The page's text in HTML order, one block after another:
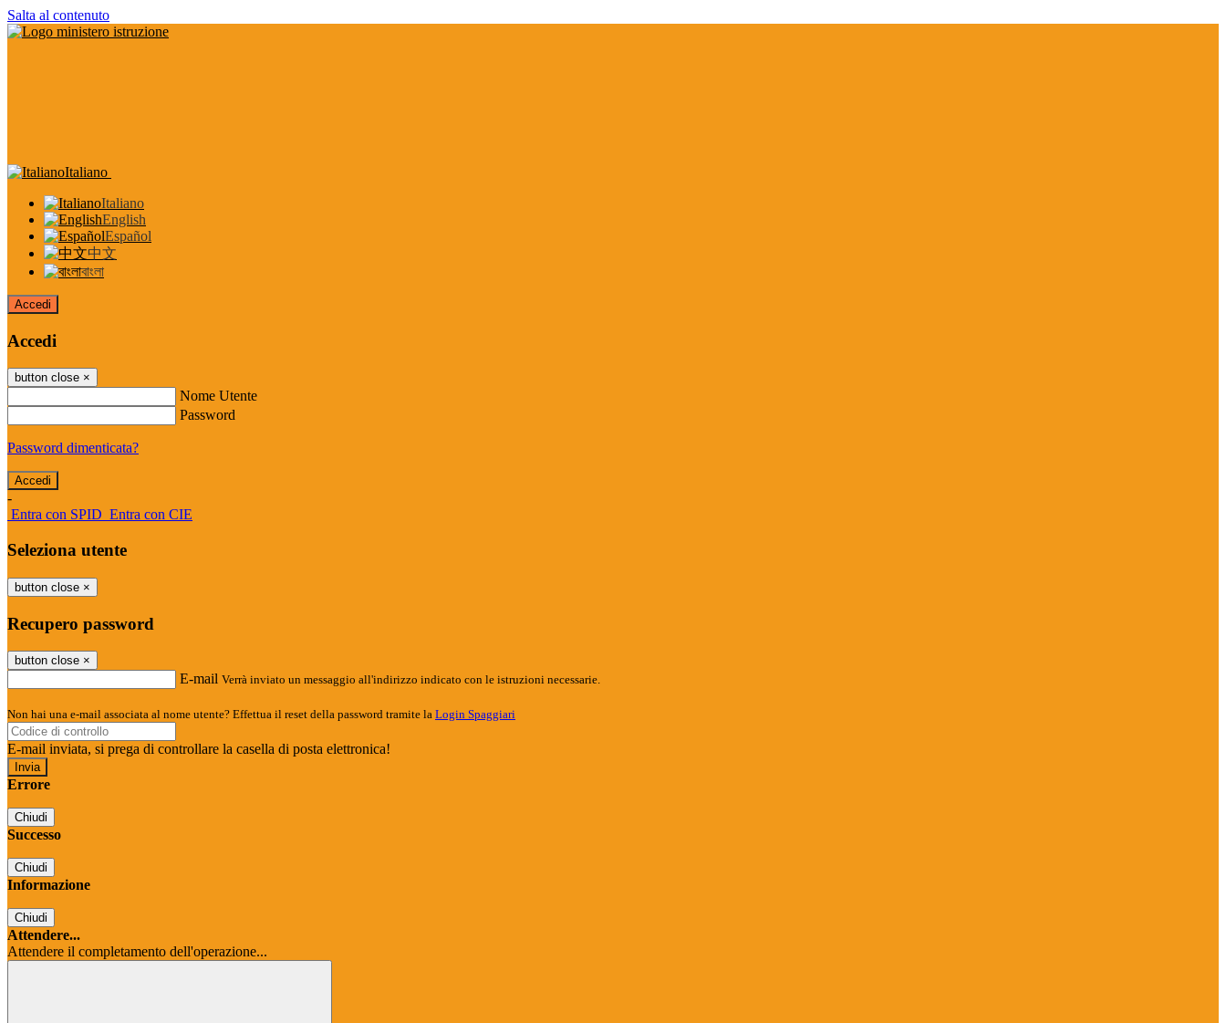
Salta al contenuto
Italiano
Italiano
English
Español
中文
বাংলা
Accedi
Accedi
button close ×
Nome Utente
Password
Password dimenticata?
-
Entra con SPID Entra con CIE
Seleziona utente
button close ×
Recupero password
button close ×
E-mail Verrà inviato un messaggio all'indirizzo indicato con le istruzioni necessarie.
Non hai una e-mail associata al nome utente? Effettua il reset della password tramite la Login Spaggiari
E-mail inviata, si prega di controllare la casella di posta elettronica!
Errore
Chiudi
Successo
Chiudi
Informazione
Chiudi
Attendere...
Attendere il completamento dell'operazione...